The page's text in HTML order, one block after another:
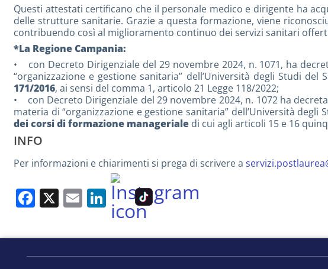
Questi attestati certificano che il personale medico e dirigente ha
delle strutture sanitarie. Grazie a questa formazione, viene
contribuendo così al miglioramento continuo dei servizi sanitari
*La Regione Campania:
• con Decreto Dirigenziale del 29 novembre 2024, n. 1071, ha
“organizzazione e gestione sanitaria” dell’Università degli Studi del
171/2016, ai sensi del comma 1, articolo 21 Legge 118/2022;
• con Decreto Dirigenziale del 29 novembre 2024, n. 1072 ha
materia di “organizzazione e gestione sanitaria” dell’Università degli
dei corsi di formazione manageriale di cui agli articoli 15 e 16
INFO
Per informazioni e chiarimenti si prega di scrivere a
Facebook
X EmailLinkedIn